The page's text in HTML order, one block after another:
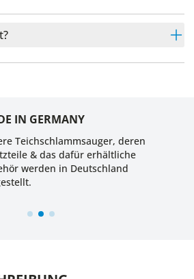
IN GERMANY
Teichschlammsauger, deren
& das dafür erhältliche
werden in Deutschland